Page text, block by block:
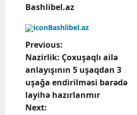
Bashlibel.az
Bashlibel.az
P
o
s
Previous:
Nazirlik: Çoxuşaqlı ailə
anlayışının 5 uşaqdan 3
uşağa endirilməsi barədə
layihə hazırlanmır
Next: